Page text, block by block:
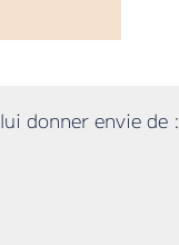
donner envie de :